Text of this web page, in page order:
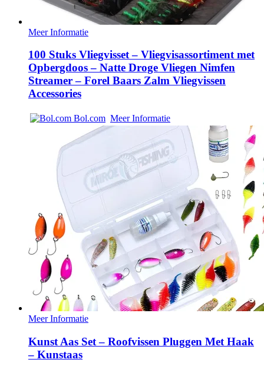
Meer Informatie
100 Stuks Vliegvisset – Vliegvisassortiment met
Opbergdoos – Natte Droge Vliegen Nimfen
Streamer – Forel Baars Zalm Vliegvissen
Accessories
Bol.com Meer Informatie
Meer Informatie
Kunst Aas Set – Roofvissen Pluggen Met Haak
– Kunstaas